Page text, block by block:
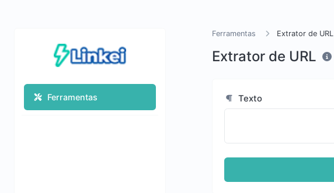
Ferramentas
Ferramentas Extrator de URL
Extrator de URL
Texto